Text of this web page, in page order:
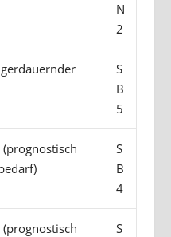
N
2
S
B
5
S
B
4
S